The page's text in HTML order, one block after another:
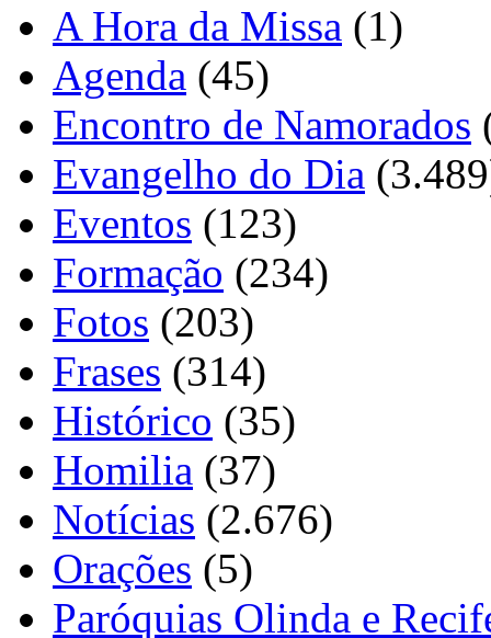
A Hora da Missa (1)
Agenda (45)
Encontro de Namorados
Evangelho do Dia
Eventos (123)
Formação (234)
Fotos (203)
Frases (314)
Histórico (35)
Homilia (37)
Notícias (2.676)
Orações (5)
Paróquias Olinda e